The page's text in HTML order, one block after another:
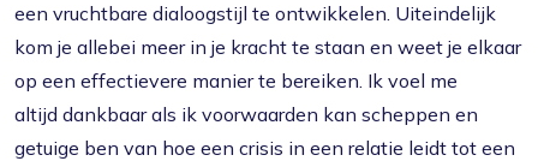
een vruchtbare dialoogstijl te ontwikkelen. Uiteindelijk
kom je allebei meer in je kracht te staan en weet je elkaar
op een effectievere manier te bereiken. Ik voel me
altijd dankbaar als ik voorwaarden kan scheppen en
getuige ben van hoe een crisis in een relatie leidt tot een